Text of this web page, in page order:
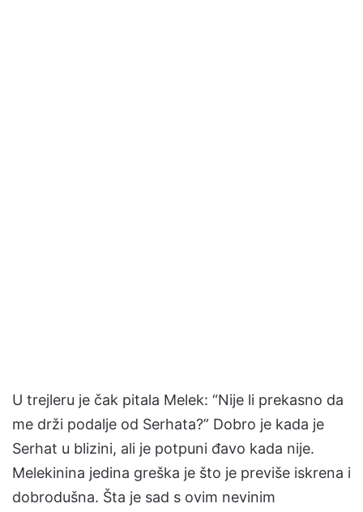
U trejleru je čak pitala Melek: “Nije li prekasno da
me drži podalje od Serhata?” Dobro je kada je
Serhat u blizini, ali je potpuni đavo kada nije.
Melekinina jedina greška je što je previše iskrena i
dobrodušna. Šta je sad s ovim nevinim